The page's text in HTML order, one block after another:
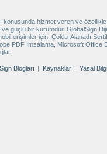
Implementing
Aiphone to
authenticity
konusunda hizmet veren ve
güçlü bir kurumdur. GlobalSign
erişimler için, Çoklu-Alanadı
PDF İmzalama, Microsoft Office
Blogları Kaynaklar Yasal